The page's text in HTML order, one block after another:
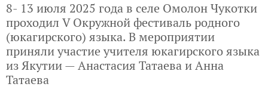
8- 13 июля 2025 года в селе Омолон Чукотки
проходил V Окружной фестиваль родного
(юкагирского) языка. В мероприятии
приняли участие учителя юкагирского языка
из Якутии — Анастасия Татаева и Анна
Татаева